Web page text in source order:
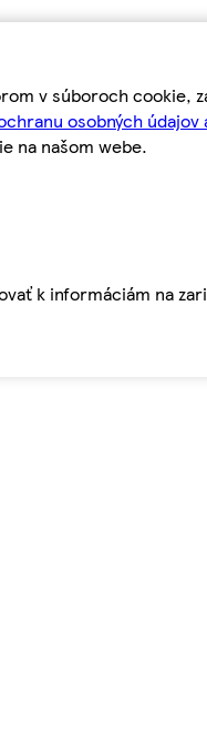
v súboroch cookie,
osobných údajov
na našom webe.
k informáciám na